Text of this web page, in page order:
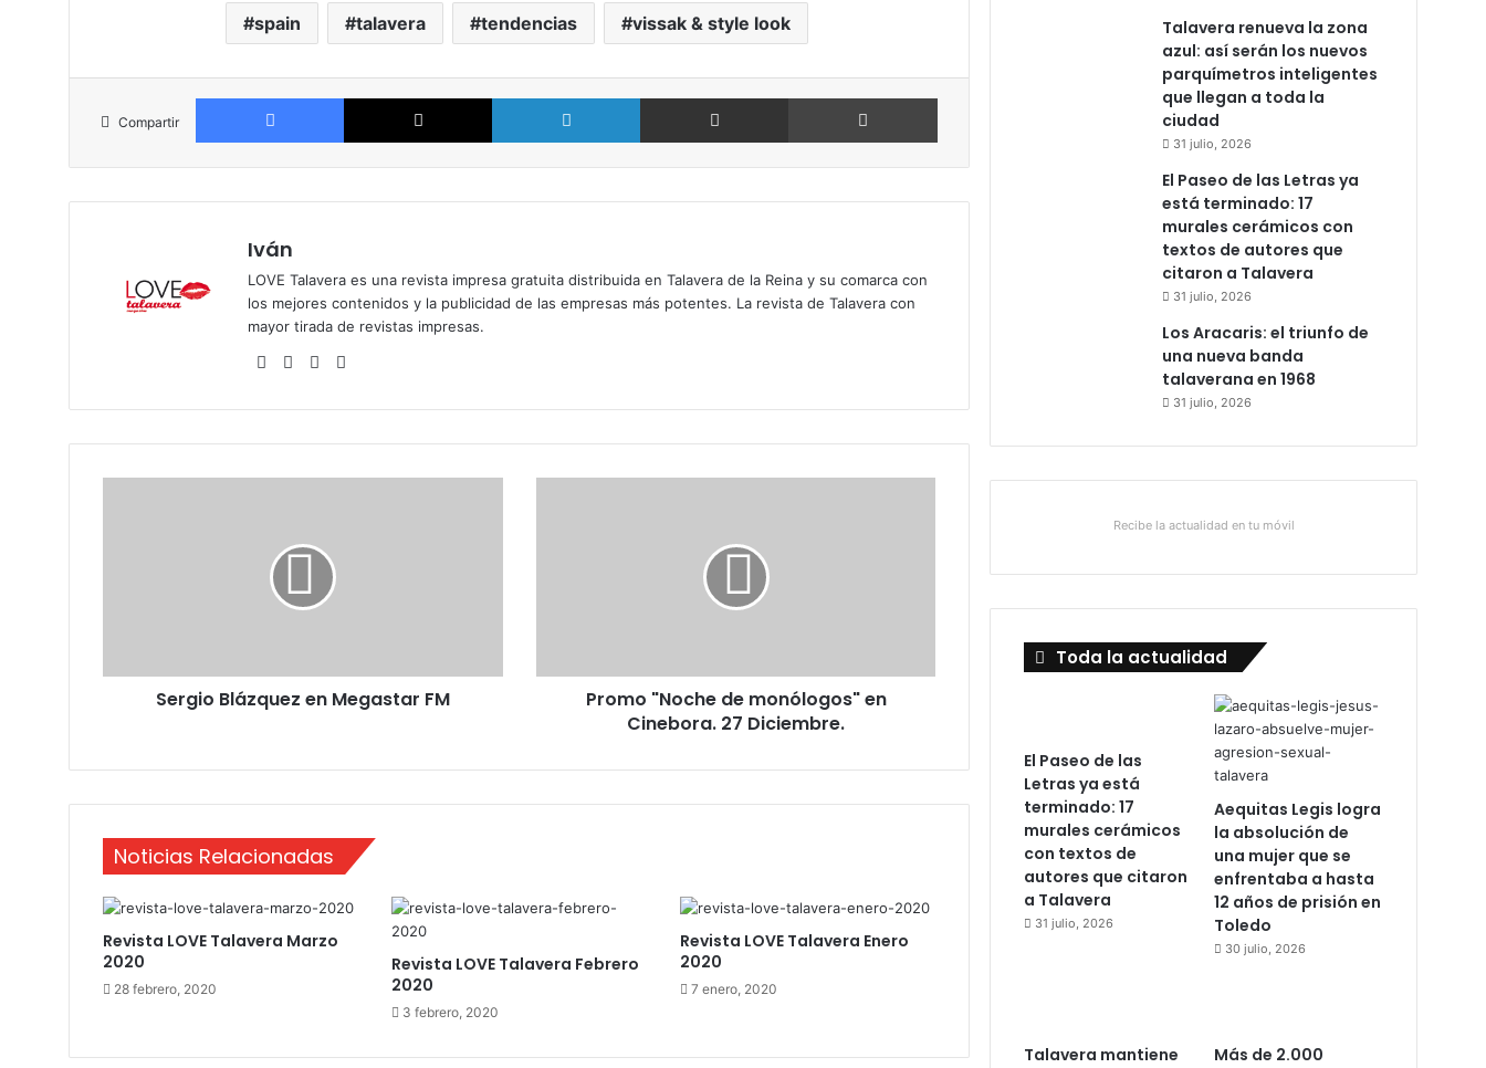
spain talavera tendencias vissak & style look
Compartir
Facebook X LinkedIn Compartir por Email
Iván
LOVE Talavera es una revista impresa gratuita distribuida en Talavera de la Reina y su comarca con
los mejores contenidos y la publicidad de las empresas más potentes. La revista de Talavera con
mayor tirada de revistas impresas.
Siti
we
b
Fa
bo
ok
X
ra
m
á
e
n
M
g
s
a
Sergio Blázquez en Megastar FM
c
e
o
s
Promo "Noche de monólogos" en
Cinebora. 27 Diciembre.
Noticias Relacionadas
Revista LOVE Talavera Marzo
2020
28 febrero, 2020
Revista LOVE Talavera Febrero
2020
3 febrero, 2020
Revista LOVE Talavera Enero
2020
7 enero, 2020
Talavera renueva la zona
azul: así serán los nuevos
parquímetros inteligentes
que llegan a toda la
ciudad
31 julio, 2026
El Paseo de las Letras ya
está terminado: 17
murales cerámicos con
textos de autores que
citaron a Talavera
31 julio, 2026
Los Aracaris: el triunfo de
una nueva banda
talaverana en 1968
31 julio, 2026
Recibe la actualidad en tu móvil
Toda la actualidad
El Paseo de las
Letras ya está
terminado: 17
murales cerámicos
con textos de
autores que citaron
a Talavera
31 julio, 2026
Aequitas Legis logra
la absolución de
una mujer que se
enfrentaba a hasta
12 años de prisión en
Toledo
30 julio, 2026
Talavera mantiene
Más de 2.000